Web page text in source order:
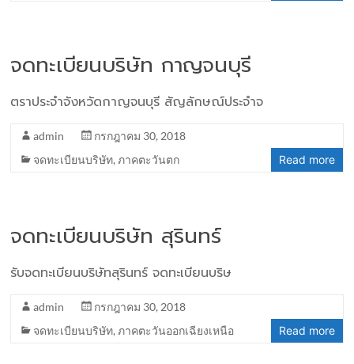
จดทะเบียนบริษัท กาญจนบุรี
ตราประจำจังหวัดกาญจนบุรี สัญลักษณ์ประจำจ
admin
กรกฎาคม 30, 2018
จดทะเบียนบริษัท,ภาคตะวันตก Read more
จดทะเบียนบริษัท สุรินทร์
รับจดทะเบียนบริษัทสุรินทร์ จดทะเบียนบริษ
admin
กรกฎาคม 30, 2018
จดทะเบียนบริษัท,ภาคตะวันออกเฉียงเหนือ Read more